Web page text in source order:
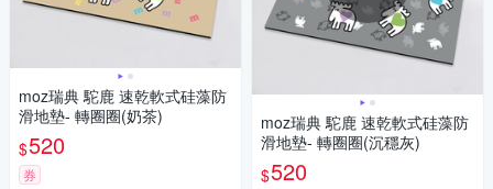
moz瑞典 駝鹿 速乾軟式硅藻防
滑地墊- 轉圈圈(奶茶)
$520
券
moz瑞典 駝鹿 速乾軟式硅藻防
滑地墊- 轉圈圈(沉穩灰)
$520